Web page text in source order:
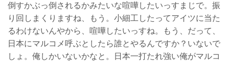
倒すかぶっ倒されるかみたいな喧嘩したいっすまじで。振
り回しまくりますね、もう。小細工したってアイツに当た
るわけないんやから、喧嘩したいっすね。もう、だって、
日本にマルコメ呼ぶとしたら誰とやるんですか？いないで
しょ。俺しかいないかなと。日本一打たれ強い俺がマルコ